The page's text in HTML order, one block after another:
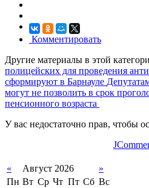
Комментировать
Другие материалы в этой
полицейских для проведения
сформируют в Барнауле
могут не позволить в срок
пенсионного возраста
У вас недостаточно прав, чтобы
« Август 2026
»
Пн Вт Ср Чт Пт Сб Вс